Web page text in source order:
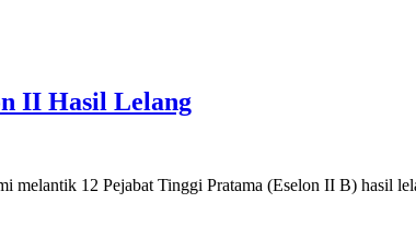
II Hasil Lelang
12 Pejabat Tinggi Pratama (Eselon II B) hasil